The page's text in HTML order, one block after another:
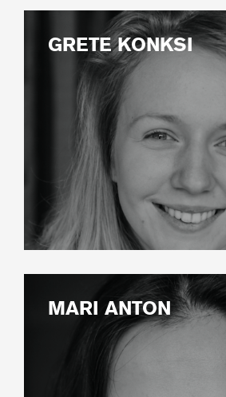
GRETE KONKSI
MARI ANTON